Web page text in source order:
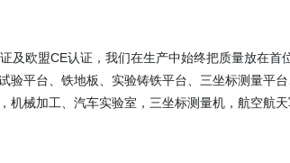
及欧盟CE认证，我们在生产中始终把质量放在
平台、铁地板、实验铸铁平台、三坐标测量平
械加工、汽车实验室，三坐标测量机，航空航